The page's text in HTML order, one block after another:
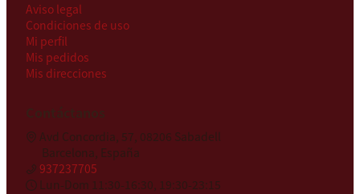
Aviso legal
Condiciones de uso
Mi perfil
Mis pedidos
Mis direcciones
Avd Concordia, 57, 08206 Sabadell
Barcelona, España
937237705
Lun-Dom 11:30-16:30, 19:30-23:15